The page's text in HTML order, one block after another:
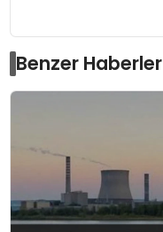
Benzer Haberler